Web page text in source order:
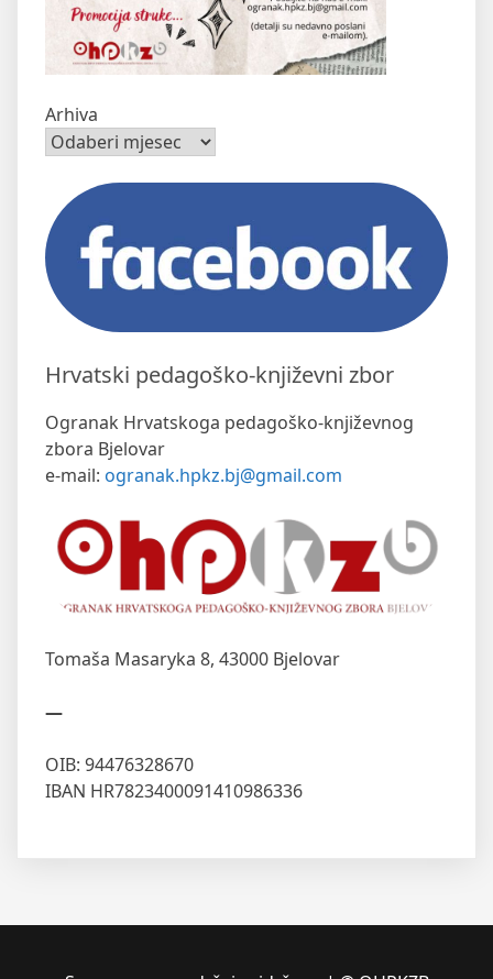
Arhiva
Hrvatski pedagoško-književni zbor
Ogranak Hrvatskoga pedagoško-književnog
zbora Bjelovar
e-mail: ogranak.hpkz.bj@gmail.com
Tomaša Masaryka 8, 43000 Bjelovar
—
OIB: 94476328670
IBAN HR7823400091410986336